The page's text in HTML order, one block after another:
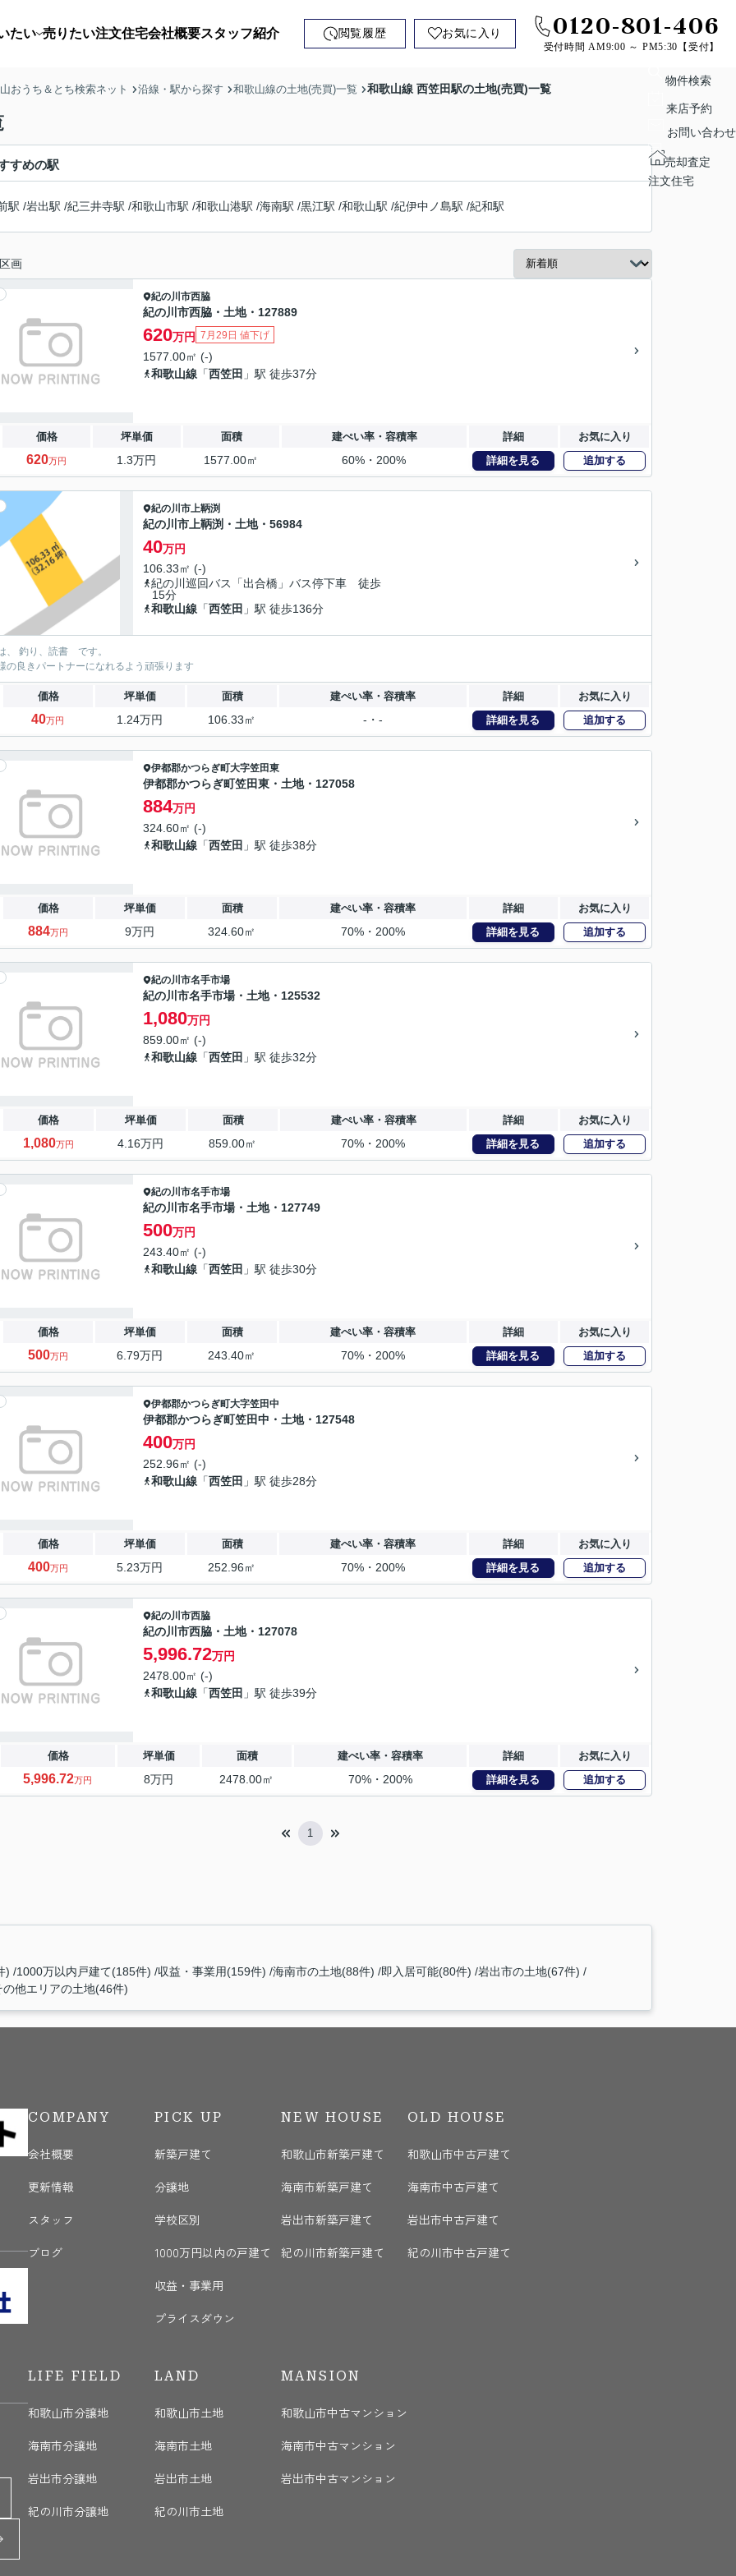
たい
土地
売りたい注文住宅会社概要スタッフ紹介 閲覧履歴 お気に入り 0120-801-406
受付時間 AM9:00 ～ PM5:30【受付】
おうち＆とち検索ネット 沿線・駅から探す 和歌山線の土地(売買)一覧 和歌山線 西笠田駅の土地(売買)一覧
すめの駅
駅 /岩出駅 /紀三井寺駅 /和歌山市駅 /和歌山港駅 /海南駅 /黒江駅 /和歌山駅 /紀伊中ノ島駅 /紀和駅
区画
紀の川市西脇
紀の川市西脇・土地・127889
620万円 7月29日 値下げ
1577.00㎡ (-)
和歌山線 「西笠田 」駅 徒歩37分
価格 坪単価 面積 建ぺい率・容積率 詳細 お気に入り
620万円 1.3万円 1577.00㎡ 60%・200% 詳細を見る 追加する
紀の川市 上鞆渕
紀の川市上鞆渕・土地・56984
40万円
106.33㎡ (-)
紀の川巡回バス「出合橋」バス停下車 徒歩
15分
和歌山線 「西笠田 」駅 徒歩136分
、 釣り、読書 です。
の良きパートナーになれるよう頑張ります
価格 坪単価 面積 建ぺい率・容積率 詳細 お気に入り
40万円 1.24万円 106.33㎡ -・- 詳細を見る 追加する
伊都郡かつらぎ町大字笠田東
伊都郡かつらぎ町笠田東・土地・127058
884万円
324.60㎡ (-)
和歌山線 「西笠田 」駅 徒歩38分
価格 坪単価 面積 建ぺい率・容積率 詳細 お気に入り
884万円 9万円 324.60㎡ 70%・200% 詳細を見る 追加する
紀の川市名手市場
紀の川市名手市場・土地・125532
1,080万円
859.00㎡ (-)
和歌山線 「西笠田 」駅 徒歩32分
価格 坪単価 面積 建ぺい率・容積率 詳細 お気に入り
1,080万円 4.16万円 859.00㎡ 70%・200% 詳細を見る 追加する
紀の川市名手市場
紀の川市名手市場・土地・127749
500万円
243.40㎡ (-)
和歌山線 「西笠田 」駅 徒歩30分
価格 坪単価 面積 建ぺい率・容積率 詳細 お気に入り
500万円 6.79万円 243.40㎡ 70%・200% 詳細を見る 追加する
伊都郡かつらぎ町大字笠田中
伊都郡かつらぎ町笠田中・土地・127548
400万円
252.96㎡ (-)
和歌山線 「西笠田 」駅 徒歩28分
価格 坪単価 面積 建ぺい率・容積率 詳細 お気に入り
400万円 5.23万円 252.96㎡ 70%・200% 詳細を見る 追加する
紀の川市西脇
紀の川市西脇・土地・127078
5,996.72万円
2478.00㎡ (-)
和歌山線 「西笠田 」駅 徒歩39分
価格 坪単価 面積 建ぺい率・容積率 詳細 お気に入り
5,996.72万円 8万円 2478.00㎡ 70%・200% 詳細を見る 追加する
1
) 1000万以内戸建て(185件) 収益・事業用(159件) 海南市の土地(88件) 即入居可能(80件) 岩出市の土地(67件)
の他エリアの土地(46件)
COMPANY
会社概要
更新情報
スタッフ
ブログ
PICK UP
新築戸建て
分譲地
学校区別
1000万円以内の戸建て
収益・事業用
プライスダウン
NEW HOUSE
和歌山市新築戸建て
海南市新築戸建て
岩出市新築戸建て
紀の川市新築戸建て
OLD HOUSE
和歌山市中古戸建て
海南市中古戸建て
岩出市中古戸建て
紀の川市中古戸建て
LIFE FIELD
和歌山市分譲地
海南市分譲地
岩出市分譲地
紀の川市分譲地
LAND
和歌山市土地
海南市土地
岩出市土地
紀の川市土地
MANSION
和歌山市中古マンション
海南市中古マンション
岩出市中古マンション
物件検索
来店予約
お問い合わせ
売却査定
注文住宅